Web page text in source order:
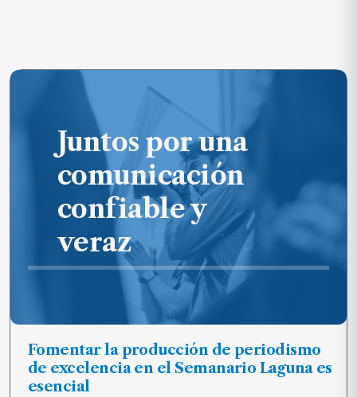
Juntos por una
comunicación
confiable y
veraz
Fomentar la producción de periodismo
de excelencia en el Semanario Laguna es
esencial